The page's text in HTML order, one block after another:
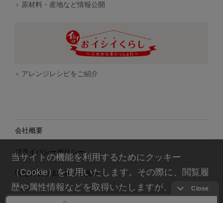
原材料・産地など情報公開
アレンジレシピをご紹介
会社概要
プライバシーポリシー
特定商取引法に基づく表示
当サイトの機能を利用するためにクッキー
（Cookie）を使用いたします。その際に、閲覧履
歴や属性情報などを取得いたしますが、お客様の